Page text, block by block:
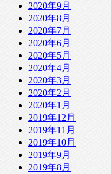
2020年9月
2020年8月
2020年7月
2020年6月
2020年5月
2020年4月
2020年3月
2020年2月
2020年1月
2019年12月
2019年11月
2019年10月
2019年9月
2019年8月